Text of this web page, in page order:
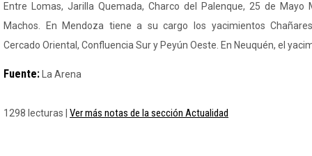
Entre Lomas, Jarilla Quemada, Charco del Palenque, 25 de
Machos. En Mendoza tiene a su cargo los yacimientos
Cercado Oriental, Confluencia Sur y Peyún Oeste. En Neuquén, el
Fuente: La Arena
1298 lecturas | Ver más notas de la sección Actualidad